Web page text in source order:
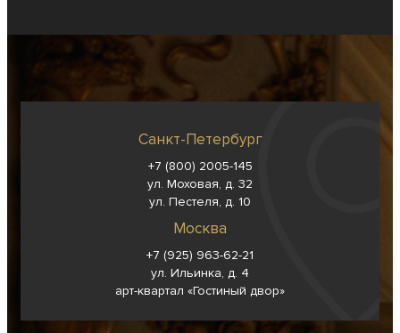
Санкт-Петербург
+7 (800) 2005-145
ул. Моховая, д. 32
ул. Пестеля, д. 10
Москва
+7 (925) 963-62-21
ул. Ильинка, д. 4
арт-квартал «Гостиный двор»